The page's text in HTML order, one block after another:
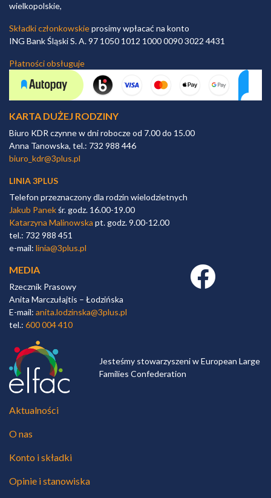
wielkopolskie,
Składki członkowskieprosimy wpłacać na konto
ING Bank Śląski S. A. 97 1050 1012 1000 0090 3022 4431
Płatności obsługuje
KARTA DUŻEJ RODZINY
Biuro KDR czynne w dni robocze od 7.00 do 15.00
Anna Tanowska, tel.: 732 988 446
biuro_kdr@3plus.pl
LINIA 3PLUS
Telefon przeznaczony dla rodzin wielodzietnych
Jakub Panekśr. godz. 16.00-19.00
Katarzyna Malinowska pt. godz. 9.00-12.00
tel.: 732 988 451
e-mail: linia@3plus.pl
MEDIA
Rzecznik Prasowy
Anita Marczułajtis – Łodzińska
E-mail: anita.lodzinska@3plus.pl
tel.: 600 004 410
Facebook link
Jesteśmy stowarzyszeni w European Large
Families Confederation
Aktualności
O nas
Konto i składki
Opinie i stanowiska